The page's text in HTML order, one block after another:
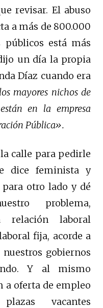
revisar. El abuso
a más de 800.000
públicos está más
un día la propia
Díaz cuando era
mayores nichos de
en la empresa
Pública».
calle para pedirle
dice feminista y
otro lado y dé
problema,
relación laboral
fija, acorde a
gobiernos
Y al mismo
a oferta de empleo
vacantes